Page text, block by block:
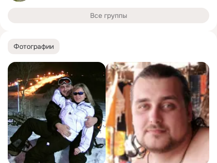
Фотографии
Все группы